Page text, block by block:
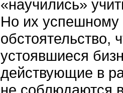
«научились»
Но их успешному
обстоятельство,
устоявшиеся
действующие в